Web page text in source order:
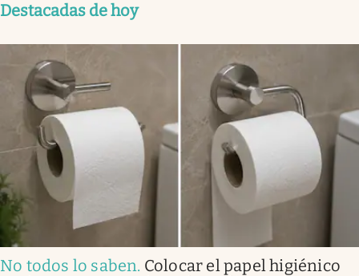
Destacadas de hoy
No todos lo saben. Colocar el papel higiénico